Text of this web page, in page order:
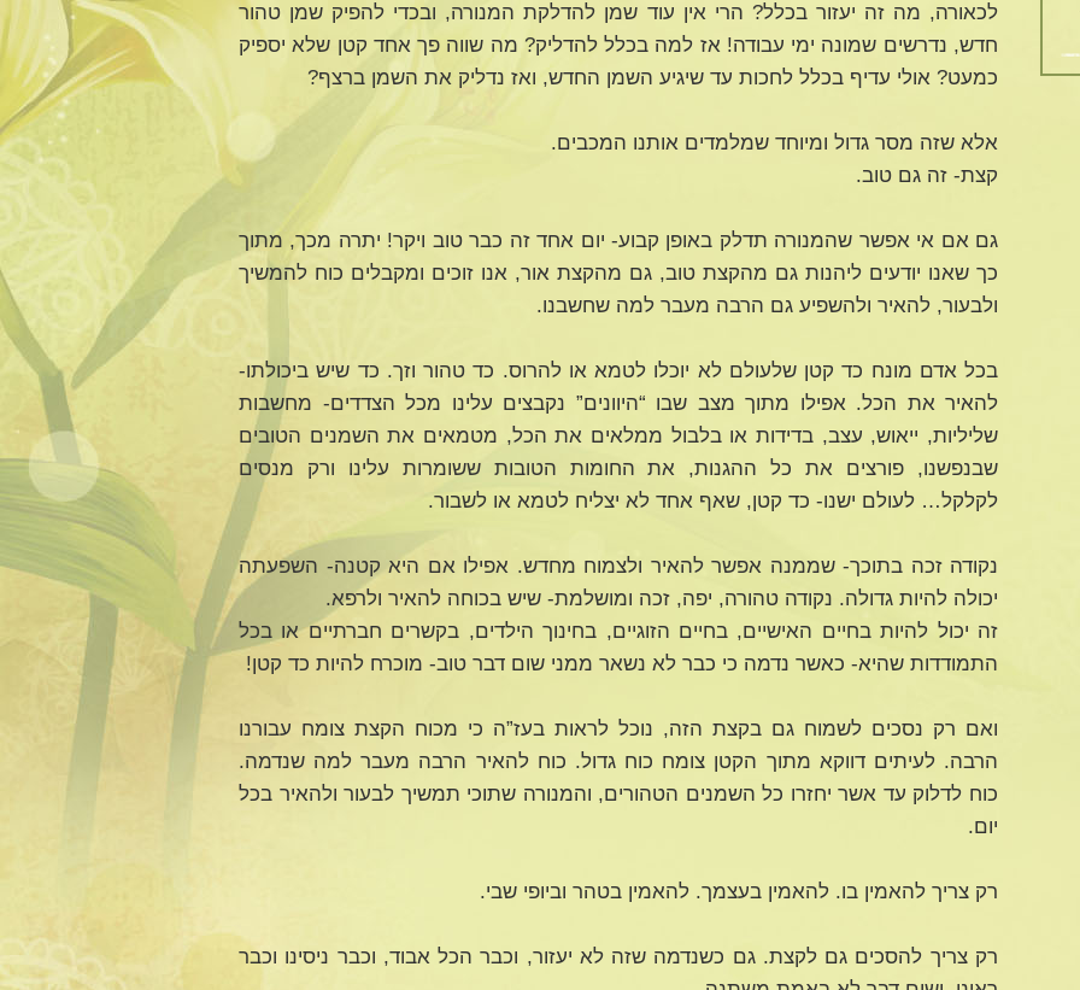
לכאורה, מה זה יעזור בכלל? הרי אין עוד שמן להדלקת המנורה, ובכדי להפיק שמן טהור
חדש, נדרשים שמונה ימי עבודה! אז למה בכלל להדליק? מה שווה פך אחד קטן שלא יספיק
כמעט? אולי עדיף בכלל לחכות עד שיגיע השמן החדש, ואז נדליק את השמן ברצף?
אלא שזה מסר גדול ומיוחד שמלמדים אותנו המכבים.
קצת- זה גם טוב.
גם אם אי אפשר שהמנורה תדלק באופן קבוע- יום אחד זה כבר טוב ויקר! יתרה מכך, מתוך
כך שאנו יודעים ליהנות גם מהקצת טוב, גם מהקצת אור, אנו זוכים ומקבלים כוח להמשיך
ולבעור, להאיר ולהשפיע גם הרבה מעבר למה שחשבנו.
בכל אדם מונח כד קטן שלעולם לא יוכלו לטמא או להרוס. כד טהור וזך. כד שיש ביכולתו-
להאיר את הכל. אפילו מתוך מצב שבו “היוונים” נקבצים עלינו מכל הצדדים- מחשבות
שליליות, ייאוש, עצב, בדידות או בלבול ממלאים את הכל, מטמאים את השמנים הטובים
שבנפשנו, פורצים את כל ההגנות, את החומות הטובות ששומרות עלינו ורק מנסים
לקלקל… לעולם ישנו- כד קטן, שאף אחד לא יצליח לטמא או לשבור.
נקודה זכה בתוכך- שממנה אפשר להאיר ולצמוח מחדש. אפילו אם היא קטנה- השפעתה
יכולה להיות גדולה. נקודה טהורה, יפה, זכה ומושלמת- שיש בכוחה להאיר ולרפא.
זה יכול להיות בחיים האישיים, בחיים הזוגיים, בחינוך הילדים, בקשרים חברתיים או בכל
התמודדות שהיא- כאשר נדמה כי כבר לא נשאר ממני שום דבר טוב- מוכרח להיות כד קטן!
ואם רק נסכים לשמוח גם בקצת הזה, נוכל לראות בעז”ה כי מכוח הקצת צומח עבורנו
הרבה. לעיתים דווקא מתוך הקטן צומח כוח גדול. כוח להאיר הרבה מעבר למה שנדמה.
כוח לדלוק עד אשר יחזרו כל השמנים הטהורים, והמנורה שתוכי תמשיך לבעור ולהאיר בכל
יום.
רק צריך להאמין בו. להאמין בעצמך. להאמין בטהר וביופי שבי.
רק צריך להסכים גם לקצת. גם כשנדמה שזה לא יעזור, וכבר הכל אבוד, וכבר ניסינו וכבר